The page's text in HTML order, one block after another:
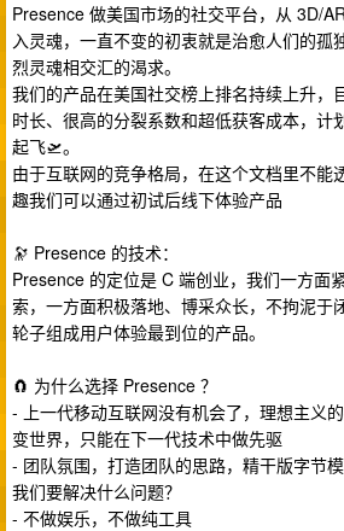
Presence 做美国市场的社交平台，从 3D/
入灵魂，一直不变的初衷就是治愈人们的孤
烈灵魂相交汇的渴求。
我们的产品在美国社交榜上排名持续上升，
时长、很高的分裂系数和超低获客成本，计
起飞🛫。
由于互联网的竞争格局，在这个文档里不能
趣我们可以通过初试后线下体验产品
🔭 Presence 的技术：
Presence 的定位是 C 端创业，我们一方面
索，一方面积极落地、博采众长，不拘泥于
轮子组成用户体验最到位的产品。
🧲 为什么选择 Presence ？
- 上一代移动互联网没有机会了，理想主义
变世界，只能在下一代技术中做先驱
- 团队氛围，打造团队的思路，精干版字节
我们要解决什么问题？
- 不做娱乐，不做纯工具